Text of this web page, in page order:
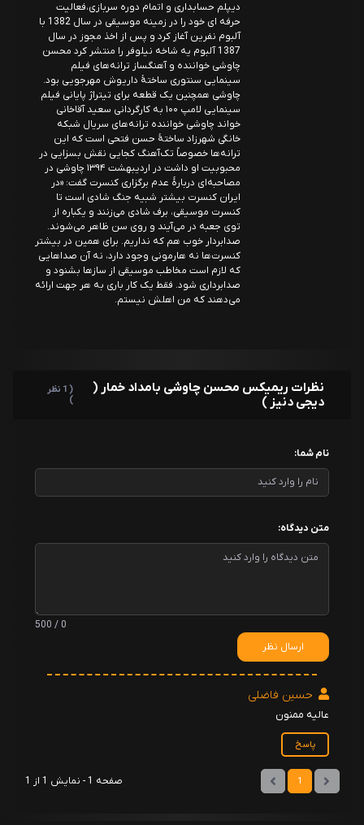
دیپلم حسابداری و اتمام دوره سربازی،فعالیت
حرفه ای خود را در زمینه موسیقی در سال 1382 با
آلبوم نفرین آغاز کرد و پس از اخذ مجوز در سال
1387 آلبوم یه شاخه نیلوفر را منتشر کرد محسن
چاوشی خواننده و آهنگساز ترانه‌های فیلم
سینمایی سنتوری ساختهٔ داریوش مهرجویی بود.
چاوشی همچنین یک قطعه برای تیتراژ پایانی فیلم
سینمایی لامپ ۱۰۰ به کارگردانی سعید آقاخانی
خواند چاوشی خواننده ترانه‌های سریال شبکه
خانگی شهرزاد ساختهٔ حسن فتحی است که این
ترانه‌ها خصوصاً تک‌آهنگ کجایی نقش بسزایی در
محبوبیت او داشت در اردیبهشت ۱۳۹۴ چاوشی در
مصاحبه‌ای دربارهٔ عدم برگزاری کنسرت گفت: «در
ایران کنسرت بیشتر شبیه جنگ شادی است تا
کنسرت موسیقی، برف شادی می‌زنند و یکباره از
توی جعبه در می‌آیند و روی سن ظاهر می‌شوند.
صدابردار خوب هم که نداریم. برای همین در بیشتر
کنسرت‌ها نه هارمونی وجود دارد، نه آن صداهایی
که لازم است مخاطب موسیقی از سازها بشنود و
صدابرداری شود. فقط یک کار باری به هر جهت ارائه
می‌دهند که من اهلش نیستم.
نظرات ریمیکس محسن چاوشی بامداد خمار (
دیجی دنیز )
( 1 نظر
)
نام شما:
متن دیدگاه:
0 / 500
ارسال نظر
حسین فاضلی
عالیه ممنون
پاسخ
1 صفحه 1 - نمایش 1 از 1